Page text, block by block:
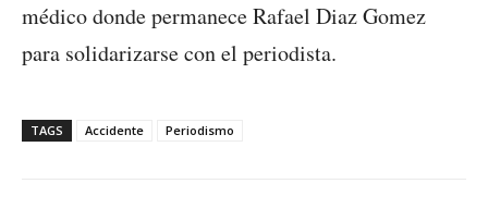
médico donde permanece Rafael Diaz Gomez
para solidarizarse con el periodista.
TAGS Accidente Periodismo